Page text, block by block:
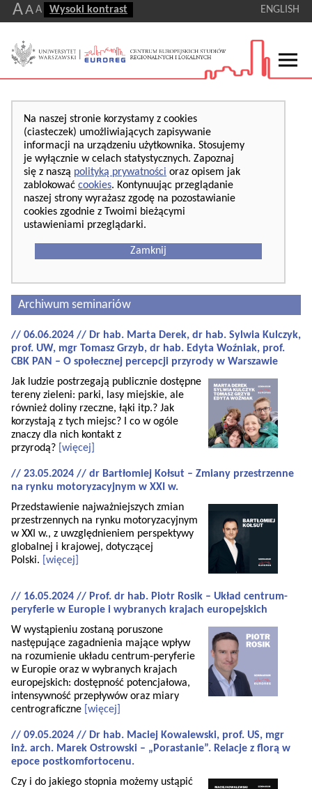
AA A Wysoki kontrast ENGLISH
Na naszej stronie korzystamy z cookies
(ciasteczek) umożliwiających zapisywanie
informacji na urządzeniu użytkownika. Stosujemy
je wyłącznie w celach statystycznych. Zapoznaj
się z naszą polityką prywatności oraz opisem jak
zablokować cookies. Kontynuując przeglądanie
naszej strony wyrażasz zgodę na pozostawianie
cookies zgodnie z Twoimi bieżącymi
ustawieniami przeglądarki.
Zamknij
Archiwum seminariów
// 06.06.2024 // Dr hab. Marta Derek, dr hab. Sylwia Kulczyk,
prof. UW, mgr Tomasz Grzyb, dr hab. Edyta Woźniak, prof.
CBK PAN – O społecznej percepcji przyrody w Warszawie
Jak ludzie postrzegają publicznie dostępne
tereny zieleni: parki, lasy miejskie, ale
również doliny rzeczne, łąki itp.? Jak
korzystają z tych miejsc? I co w ogóle
znaczy dla nich kontakt z
przyrodą? [więcej]
// 23.05.2024 // dr Bartłomiej Kołsut – Zmiany przestrzenne
na rynku motoryzacyjnym w XXI w.
Przedstawienie najważniejszych zmian
przestrzennych na rynku motoryzacyjnym
w XXI w., z uwzględnieniem perspektywy
globalnej i krajowej, dotyczącej
Polski.
[więcej]
// 16.05.2024 // Prof. dr hab. Piotr Rosik – Układ centrum-
peryferie w Europie i wybranych krajach europejskich
W wystąpieniu zostaną poruszone
następujące zagadnienia mające wpływ
na rozumienie układu centrum-peryferie
w Europie oraz w wybranych krajach
europejskich: dostępność potencjałowa,
intensywność przepływów oraz miary
centrograficzne [więcej]
// 09.05.2024 // Dr hab. Maciej Kowalewski, prof. US, mgr
inż. arch. Marek Ostrowski – „Porastanie”. Relacje z florą w
epoce postkomfortocenu.
Czy i do jakiego stopnia możemy ustąpić